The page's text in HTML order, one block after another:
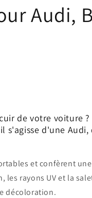
Audi,
de votre voiture
s'agisse d'une
et confèrent
rayons UV et la
décoloration.